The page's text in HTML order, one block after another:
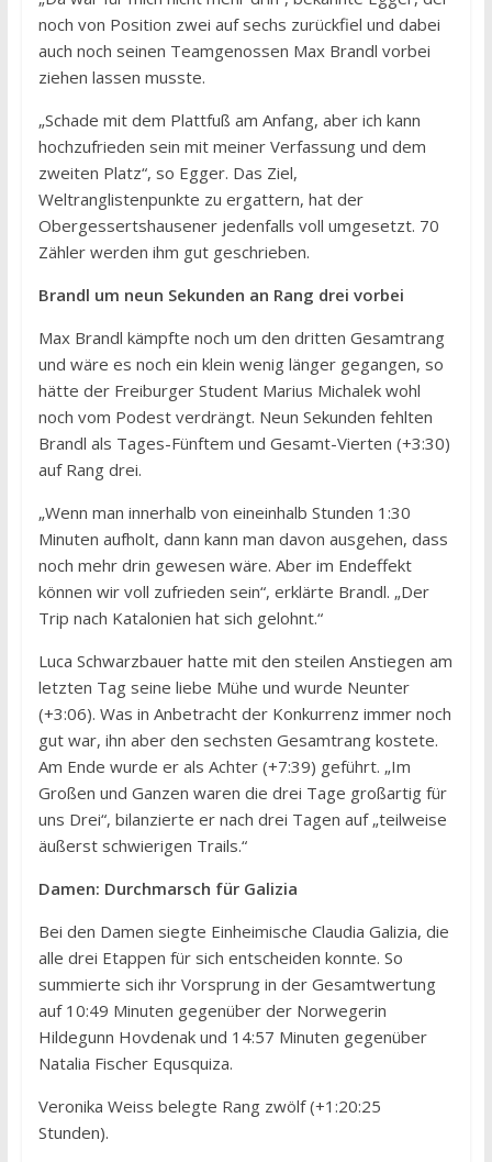
noch von Position zwei auf sechs zurückfiel und dabei
auch noch seinen Teamgenossen Max Brandl vorbei
ziehen lassen musste.
„Schade mit dem Plattfuß am Anfang, aber ich kann
hochzufrieden sein mit meiner Verfassung und dem
zweiten Platz“, so Egger. Das Ziel,
Weltranglistenpunkte zu ergattern, hat der
Obergessertshausener jedenfalls voll umgesetzt. 70
Zähler werden ihm gut geschrieben.
Brandl um neun Sekunden an Rang drei vorbei
Max Brandl kämpfte noch um den dritten Gesamtrang
und wäre es noch ein klein wenig länger gegangen, so
hätte der Freiburger Student Marius Michalek wohl
noch vom Podest verdrängt. Neun Sekunden fehlten
Brandl als Tages-Fünftem und Gesamt-Vierten (+3:30)
auf Rang drei.
„Wenn man innerhalb von eineinhalb Stunden 1:30
Minuten aufholt, dann kann man davon ausgehen, dass
noch mehr drin gewesen wäre. Aber im Endeffekt
können wir voll zufrieden sein“, erklärte Brandl. „Der
Trip nach Katalonien hat sich gelohnt.“
Luca Schwarzbauer hatte mit den steilen Anstiegen am
letzten Tag seine liebe Mühe und wurde Neunter
(+3:06). Was in Anbetracht der Konkurrenz immer noch
gut war, ihn aber den sechsten Gesamtrang kostete.
Am Ende wurde er als Achter (+7:39) geführt. „Im
Großen und Ganzen waren die drei Tage großartig für
uns Drei“, bilanzierte er nach drei Tagen auf „teilweise
äußerst schwierigen Trails.“
Damen: Durchmarsch für Galizia
Bei den Damen siegte Einheimische Claudia Galizia, die
alle drei Etappen für sich entscheiden konnte. So
summierte sich ihr Vorsprung in der Gesamtwertung
auf 10:49 Minuten gegenüber der Norwegerin
Hildegunn Hovdenak und 14:57 Minuten gegenüber
Natalia Fischer Equsquiza.
Veronika Weiss belegte Rang zwölf (+1:20:25
Stunden).